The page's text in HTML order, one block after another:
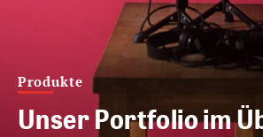
Produkte
Unser Portfolio im